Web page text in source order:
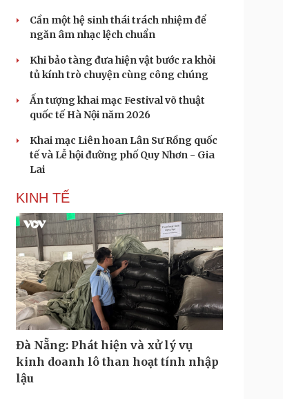
Cần một hệ sinh thái trách nhiệm để
ngăn âm nhạc lệch chuẩn
Khi bảo tàng đưa hiện vật bước ra khỏi
tủ kính trò chuyện cùng công chúng
Ấn tượng khai mạc Festival võ thuật
quốc tế Hà Nội năm 2026
Khai mạc Liên hoan Lân Sư Rồng quốc
tế và Lễ hội đường phố Quy Nhơn - Gia
Lai
KINH TẾ
Đà Nẵng: Phát hiện và xử lý vụ
kinh doanh lô than hoạt tính nhập
lậu